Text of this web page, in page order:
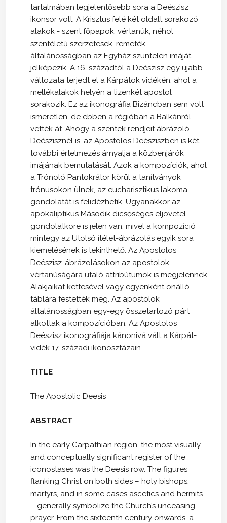
tartalmában legjelentősebb sora a Deészisz
ikonsor volt. A Krisztus felé két oldalt sorakozó
alakok - szent főpapok, vértanúk, néhol
szentéletű szerzetesek, remeték –
általánosságban az Egyház szüntelen imáját
jelképezik. A 16. századtól a Deészisz egy újabb
változata terjedt el a Kárpátok vidékén, ahol a
mellékalakok helyén a tizenkét apostol
sorakozik. Ez az ikonográfia Bizáncban sem volt
ismeretlen, de ebben a régióban a Balkánról
vették át. Ahogy a szentek rendjeit ábrázoló
Deészisznél is, az Apostolos Deésziszben is két
további értelmezés árnyalja a közbenjárók
imájának bemutatását. Azok a kompozíciók, ahol
a Trónoló Pantokrátor körül a tanítványok
trónusokon ülnek, az eucharisztikus lakoma
gondolatát is felidézhetik. Ugyanakkor az
apokaliptikus Második dicsőséges eljövetel
gondolatköre is jelen van, mivel a kompozíció
mintegy az Utolsó ítélet-ábrázolás egyik sora
kiemelésének is tekinthető. Az Apostolos
Deészisz-ábrázolásokon az apostolok
vértanúságára utaló attribútumok is megjelennek.
Alakjaikat kettesével vagy egyenként önálló
táblára festették meg. Az apostolok
általánosságban egy-egy összetartozó párt
alkottak a kompozícióban. Az Apostolos
Deészisz ikonográfiája kánonivá vált a Kárpát-
vidék 17. századi ikonosztázain.
TITLE
The Apostolic Deesis
ABSTRACT
In the early Carpathian region, the most visually
and conceptually significant register of the
iconostases was the Deesis row. The figures
flanking Christ on both sides – holy bishops,
martyrs, and in some cases ascetics and hermits
– generally symbolize the Church’s unceasing
prayer. From the sixteenth century onwards, a